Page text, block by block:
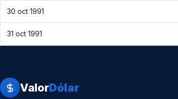
30 oct 1991
31 oct 1991
ValorDólar